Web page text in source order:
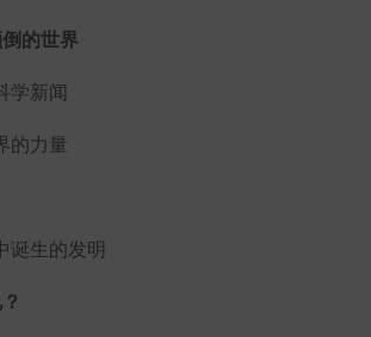
的世界
学新闻
的力量
生的发明